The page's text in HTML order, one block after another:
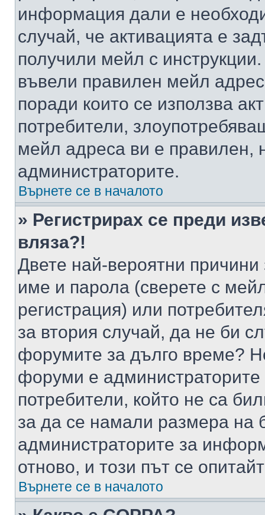
информация дали е
случай, че активацията е
получили мейл с
въвели правилен мейл
поради които се използва
потребители,
мейл адреса ви е правилен,
администраторите.
Върнете се в началото
» Регистрирах се преди
вляза?!
Двете най-вероятни
име и парола (сверете с
регистрация) или
за втория случай, да не би
форумите за дълго време?
форуми е администраторите
потребители, който не са
за да се намали размера на
администраторите за
отново, и този път се
Върнете се в началото